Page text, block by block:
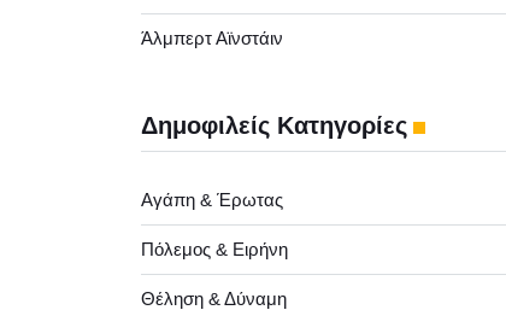
Άλμπερτ Αϊνστάιν
Δημοφιλείς Κατηγορίες
Αγάπη & Έρωτας
Πόλεμος & Ειρήνη
Θέληση & Δύναμη